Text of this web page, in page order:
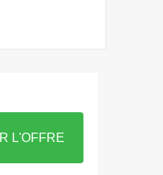
L'OFFRE